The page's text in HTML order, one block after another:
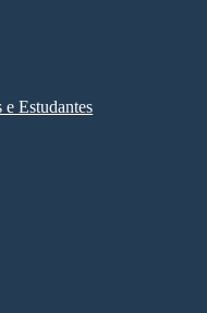
e Estudantes